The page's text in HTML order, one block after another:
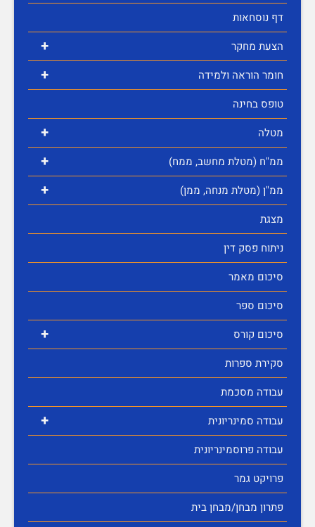
דף נוסחאות
+ הצעת מחקר
+
חומר הוראה ולמידה
טופס בחינה
+ מטלה
+ ממ"ח (מטלת מחשב, ממח)
+
ממ"ן (מטלת מנחה, ממן)
מצגת
ניתוח פסק דין
סיכום מאמר
סיכום ספר
+
סיכום קורס
סקירת ספרות
עבודה מסכמת
+
עבודה סמינריונית
עבודה פרוסמינריונית
פרויקט גמר
פתרון מבחן/מבחן בית